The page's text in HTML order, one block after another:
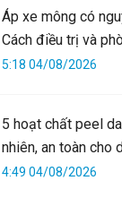
Áp xe mông có
Cách điều trị và
5:18 04/08/2026
5 hoạt chất peel
nhiên, an toàn cho
4:49 04/08/2026